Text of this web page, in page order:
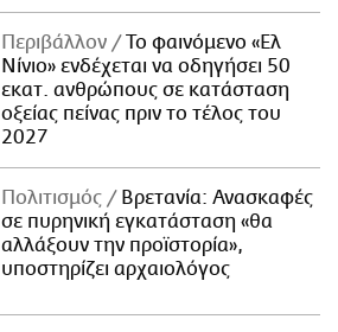
Περιβάλλον
Το φαινόμενο «Ελ
Νίνιο» ενδέχεται να οδηγήσει 50
εκατ. ανθρώπους σε κατάσταση
οξείας πείνας πριν το τέλος του
2027
Πολιτισμός
Βρετανία: Ανασκαφές
σε πυρηνική εγκατάσταση «θα
αλλάξουν την προϊστορία»,
υποστηρίζει αρχαιολόγος